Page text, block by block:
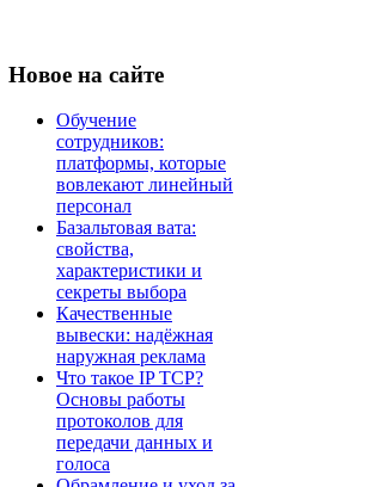
Новое на сайте
Обучение
сотрудников:
платформы, которые
вовлекают линейный
персонал
Базальтовая вата:
свойства,
характеристики и
секреты выбора
Качественные
вывески: надёжная
наружная реклама
Что такое IP TCP?
Основы работы
протоколов для
передачи данных и
голоса